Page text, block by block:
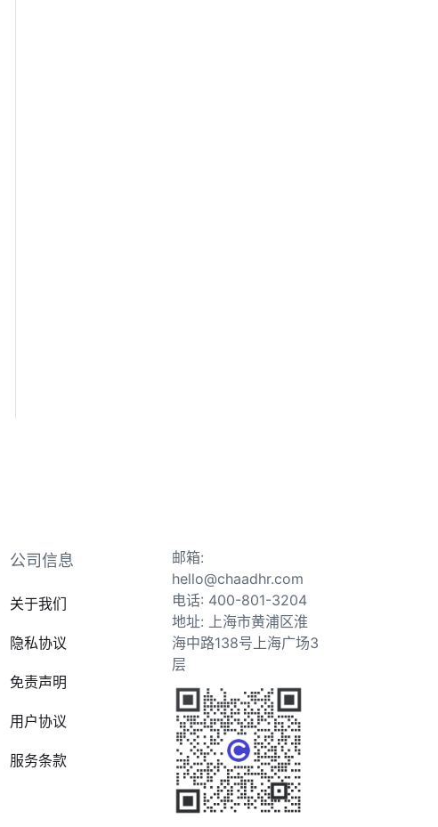
公司信息
关于我们
隐私协议
免责声明
用户协议
服务条款
邮箱:
hello@chaadhr.com
电话: 400-801-3204
地址: 上海市黄浦区淮
海中路138号上海广场3
层